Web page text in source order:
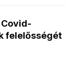
felelősségét